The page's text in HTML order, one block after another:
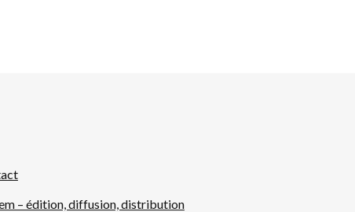
– édition, diffusion, distribution